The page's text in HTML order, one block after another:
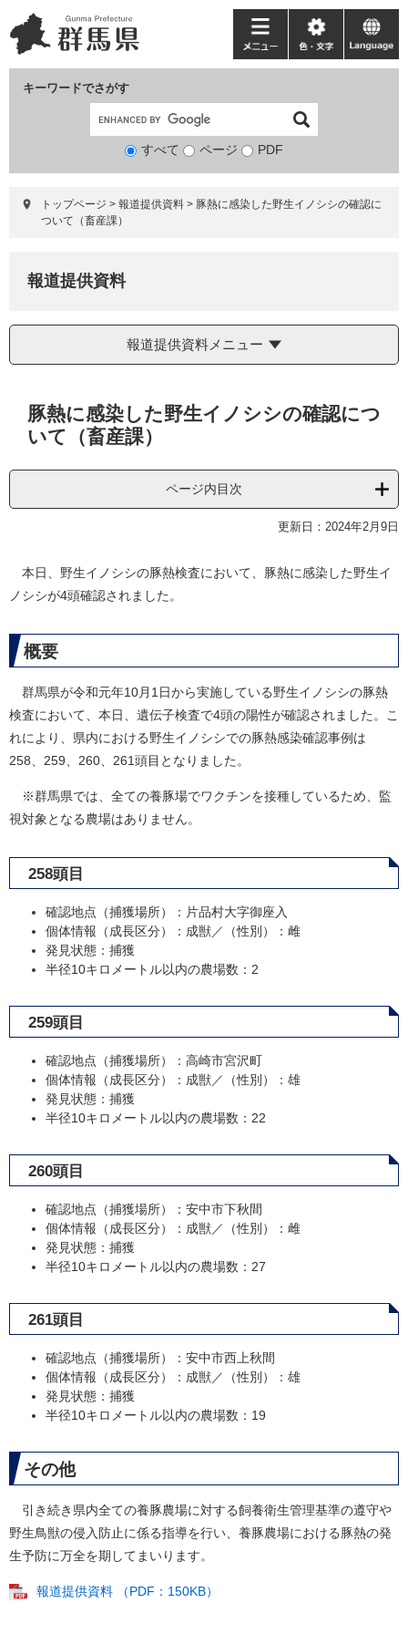
ー
ジ
ニ
ュ
て
キーワードでさがす
検
象
すべて ページ PDF
メ
ニ
ー
色・
文
language
トップページ > 報道提供資料 > 豚熱に感染した野生イノシシの確認に
ついて（畜産課）
報道提供資料
報道提供資料メニュー
豚熱に感染した野生イノシシの確認につ
いて（畜産課）
ページ内目次
更新日：2024年2月9日
本日、野生イノシシの豚熱検査において、豚熱に感染した野生イ
ノシシが4頭確認されました。
概要
群馬県が令和元年10月1日から実施している野生イノシシの豚熱
検査において、本日、遺伝子検査で4頭の陽性が確認されました。こ
れにより、県内における野生イノシシでの豚熱感染確認事例は
258、259、260、261頭目となりました。
※群馬県では、全ての養豚場でワクチンを接種しているため、監
視対象となる農場はありません。
258頭目
確認地点（捕獲場所）：片品村大字御座入
個体情報（成長区分）：成獣／（性別）：雌
発見状態：捕獲
半径10キロメートル以内の農場数：2
259頭目
確認地点（捕獲場所）：高崎市宮沢町
個体情報（成長区分）：成獣／（性別）：雄
発見状態：捕獲
半径10キロメートル以内の農場数：22
260頭目
確認地点（捕獲場所）：安中市下秋間
個体情報（成長区分）：成獣／（性別）：雌
発見状態：捕獲
半径10キロメートル以内の農場数：27
261頭目
確認地点（捕獲場所）：安中市西上秋間
個体情報（成長区分）：成獣／（性別）：雄
発見状態：捕獲
半径10キロメートル以内の農場数：19
その他
引き続き県内全ての養豚農場に対する飼養衛生管理基準の遵守や
野生鳥獣の侵入防止に係る指導を行い、養豚農場における豚熱の発
生予防に万全を期してまいります。
報道提供資料 （PDF：150KB）